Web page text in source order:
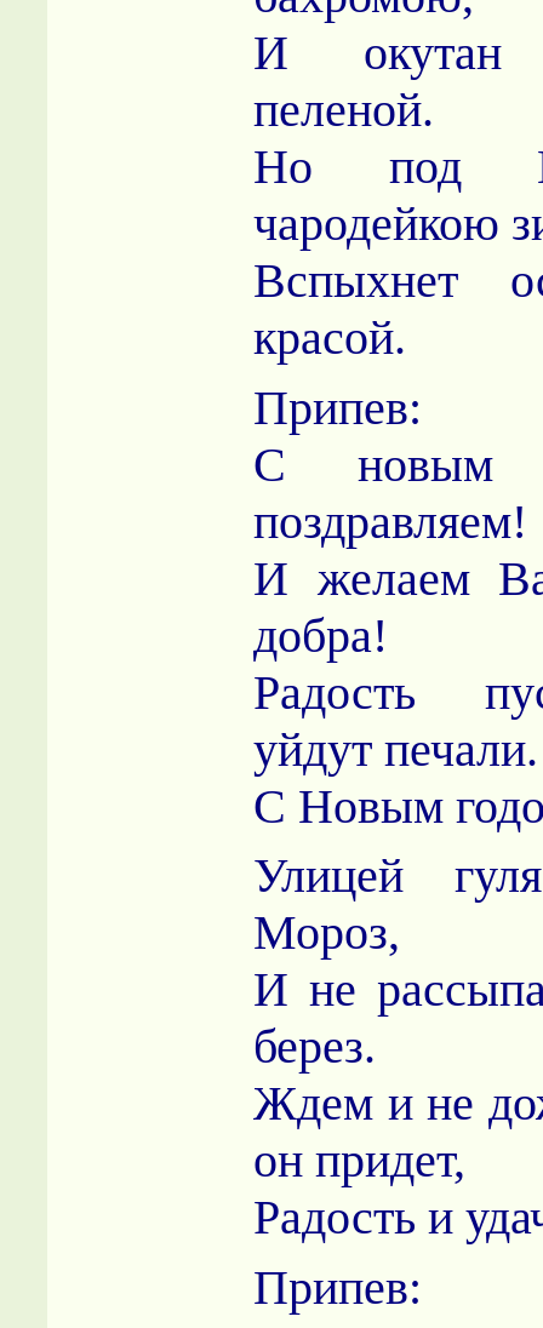
И
пеленой.
Но под
чародейкою
Вспыхнет
красой.
Припев:
С новым
поздравляем!
И желаем
добра!
Радость
уйдут печали.
С Новым
Улицей
Мороз,
И не
берез.
Ждем и не
он придет,
Радость и
Припев: